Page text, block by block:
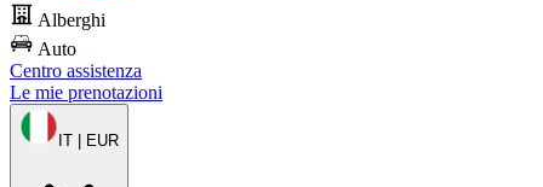
Alberghi
Auto
Centro assistenza
Le mie prenotazioni
IT | EUR